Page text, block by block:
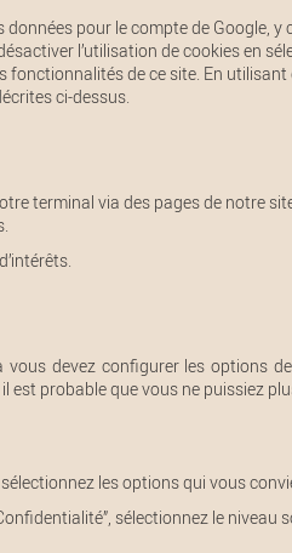
pour le compte de Google,
l’utilisation de cookies en
de ce site. En
ci-dessus.
terminal via des pages de notre
devez configurer les options
probable que vous ne puissiez
sélectionnez les options qui vous
sélectionnez le niveau